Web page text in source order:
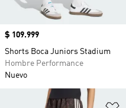
Precio
$ 109.999
Shorts Boca Juniors Stadium
Hombre Performance
Nuevo